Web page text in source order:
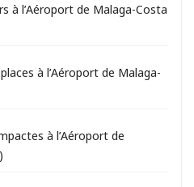
à l’Aéroport de Malaga-Costa
à l’Aéroport de Malaga-
à l’Aéroport de